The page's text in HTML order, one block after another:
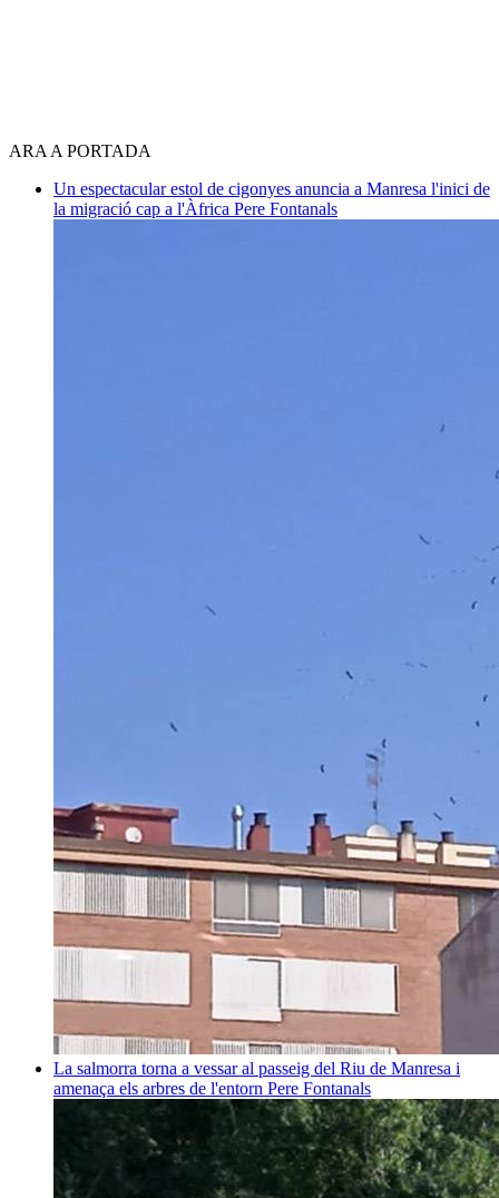
ARA A PORTADA
Un espectacular estol de cigonyes anuncia a Manresa l'inici de
la migració cap a l'Àfrica Pere Fontanals
La salmorra torna a vessar al passeig del Riu de Manresa i
amenaça els arbres de l'entorn Pere Fontanals